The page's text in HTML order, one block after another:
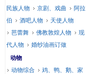
民族人物
京剧、戏曲
阿拉
伯
酒吧人物
天使人物
芭蕾舞
佛教敦煌人物
现
代人物
婚纱油画订做
动物
动物综合
鸡、鸭、鹅、家